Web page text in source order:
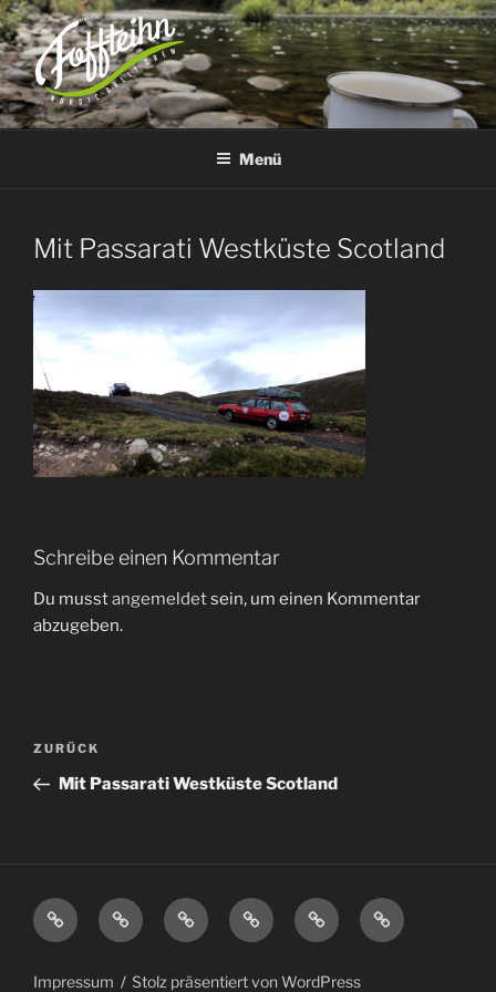
Zum
Inhalt
springen
TEAM FOFFTEIHN
– nordic rally crew –
Menü
Mit Passarati Westküste Scotland
Schreibe einen Kommentar
Du musstangemeldetsein, um einen Kommentar
abzugeben.
Beitragsnavigation
Vorheriger
Beitrag
ZURÜCK
Mit Passarati Westküste Scotland
Spende
hier
Charity
Store
Schorsch
–
BSC
2016
Über
uns
Impressum
Impressum Stolz präsentiert von WordPress